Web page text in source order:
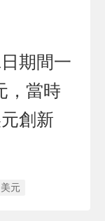
期間一
，當時
創新
美元